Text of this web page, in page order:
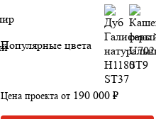
Популярные цвета
Цена проекта от 190 000 ₽